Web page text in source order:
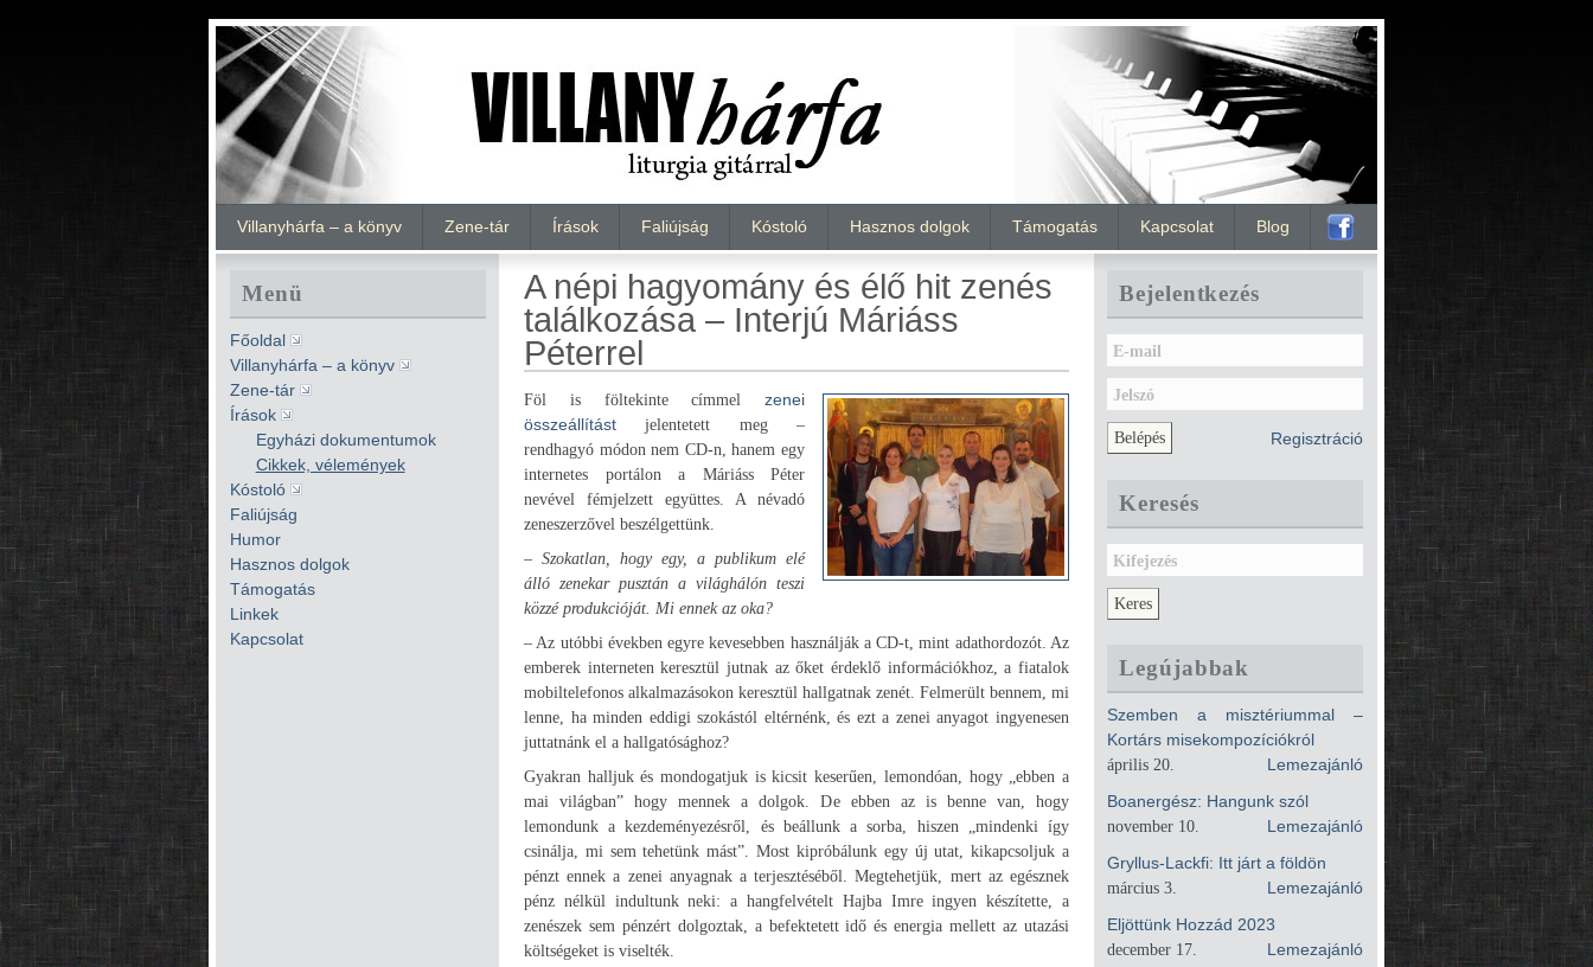
Villanyhárfa – a könyv Zene-tár Írások Faliújság Kóstoló Hasznos dolgok Támogatás Kapcsolat Blog
Menü
Főoldal
Villanyhárfa – a könyv
Zene-tár
Írások
Egyházi dokumentumok
Cikkek, vélemények
Kóstoló
Faliújság
Humor
Hasznos dolgok
Támogatás
Linkek
Kapcsolat
A népi hagyomány és élő hit zenés
találkozása – Interjú Máriáss
Péterrel
Föl is föltekinte címmel zenei
összeállítást jelentetett meg –
rendhagyó módon nem CD-n, hanem egy
internetes portálon a Máriáss Péter
nevével fémjelzett együttes. A névadó
zeneszerzővel beszélgettünk.
– Szokatlan, hogy egy, a publikum elé
álló zenekar pusztán a világhálón teszi
közzé produkcióját. Mi ennek az oka?
– Az utóbbi években egyre kevesebben használják a CD-t, mint adathordozót. Az
emberek interneten keresztül jutnak az őket érdeklő információkhoz, a fiatalok
mobiltelefonos alkalmazásokon keresztül hallgatnak zenét. Felmerült bennem, mi
lenne, ha minden eddigi szokástól eltérnénk, és ezt a zenei anyagot ingyenesen
juttatnánk el a hallgatósághoz?
Gyakran halljuk és mondogatjuk is kicsit keserűen, lemondóan, hogy „ebben a
mai világban” hogy mennek a dolgok. De ebben az is benne van, hogy
lemondunk a kezdeményezésről, és beállunk a sorba, hiszen „mindenki így
csinálja, mi sem tehetünk mást”. Most kipróbálunk egy új utat, kikapcsoljuk a
pénzt ennek a zenei anyagnak a terjesztéséből. Megtehetjük, mert az egésznek
pénz nélkül indultunk neki: a hangfelvételt Hajba Imre ingyen készítette, a
zenészek sem pénzért dolgoztak, a befektetett idő és energia mellett az utazási
költségeket is viselték.
Bejelentkezés
E-mail
Jelszó
Regisztráció
Keresés
Kifejezés
Legújabbak
Szemben a misztériummal –
Kortárs misekompozíciókról
Lemezajánló
április 20.
Boanergész: Hangunk szól
Lemezajánló
november 10.
Gryllus-Lackfi: Itt járt a földön
Lemezajánló
március 3.
Eljöttünk Hozzád 2023
Lemezajánló
december 17.